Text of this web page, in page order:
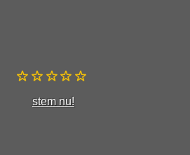
stem nu!